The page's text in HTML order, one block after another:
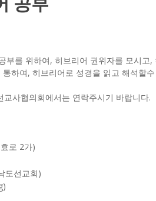
부를 위하여, 히브리어 권위자를 모시
하여, 히브리어로 성경을 읽고 해석할
사협의회에서는 연락주시기 바랍니다.
로 2가)
도선교회)